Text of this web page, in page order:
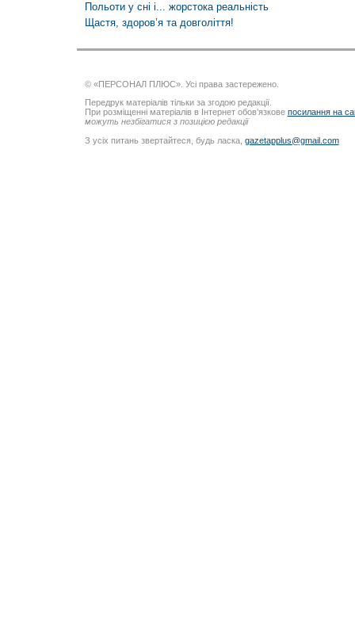
Польоти у сні і... жорстока реальність
Щастя, здоров’я та довголіття!
© «ПЕРСОНАЛ ПЛЮС». Усі права застережено.
Передрук матеріалів тільки за згодою редакції.
При розміщенні матеріалів в Інтернет обов’язкове посилання на
можуть незбігатися з позицією редакції
З усіх питань звертайтеся, будь ласка, gazetapplus@gmail.com